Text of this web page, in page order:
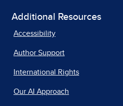
Additional Resources
Accessibility
Author Support
International Rights
Our AI Approach